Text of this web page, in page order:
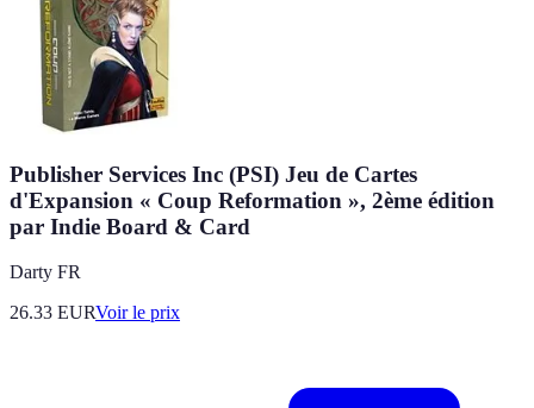
Publisher Services Inc (PSI) Jeu de Cartes
d'Expansion « Coup Reformation », 2ème édition
par Indie Board & Card
Darty FR
26.33 EURVoir le prix